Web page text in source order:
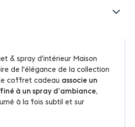
& spray d’intérieur Maison
de l'élégance de la collection
coffret cadeau associe un
à un spray d’ambiance,
à la fois subtil et sur